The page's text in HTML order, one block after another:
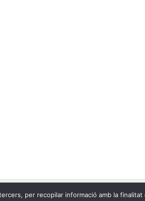
per recopilar informació amb la